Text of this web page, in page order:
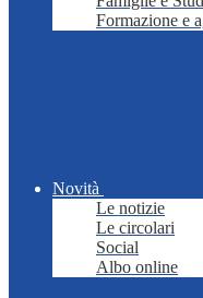
Formazione e
Novità
Le notizie
Le circolari
Social
Albo online